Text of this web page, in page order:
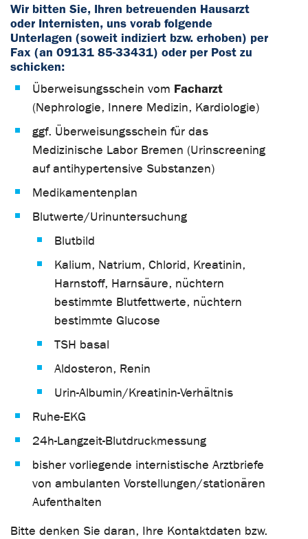
Wir bitten Sie, Ihren betreuenden Hausarzt
oder Internisten, uns vorab folgende
Unterlagen (soweit indiziert bzw. erhoben) per
Fax (an 09131 85-33431) oder per Post zu
schicken:
Überweisungsschein vom Facharzt
(Nephrologie, Innere Medizin, Kardiologie)
ggf. Überweisungsschein für das
Medizinische Labor Bremen (Urinscreening
auf antihypertensive Substanzen)
Medikamentenplan
Blutwerte/Urinuntersuchung
Blutbild
Kalium, Natrium, Chlorid, Kreatinin,
Harnstoff, Harnsäure, nüchtern
bestimmte Blutfettwerte, nüchtern
bestimmte Glucose
TSH basal
Aldosteron, Renin
Urin-Albumin/Kreatinin-Verhältnis
Ruhe-EKG
24h-Langzeit-Blutdruckmessung
bisher vorliegende internistische Arztbriefe
von ambulanten Vorstellungen/stationären
Aufenthalten
Bitte denken Sie daran, Ihre Kontaktdaten bzw.